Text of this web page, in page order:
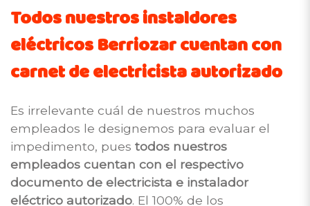
Todos nuestros instaldores
eléctricos Berriozar cuentan con
carnet de electricista autorizado
Es irrelevante cuál de nuestros muchos
empleados le designemos para evaluar el
impedimento, pues todos nuestros
empleados cuentan con el respectivo
documento de electricista e instalador
eléctrico autorizado. El 100% de los